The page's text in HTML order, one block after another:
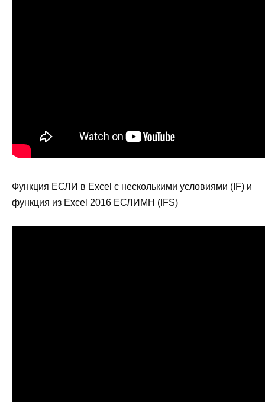
Функция ЕСЛИ в Excel с несколькими условиями (IF) и
функция из Excel 2016 ЕСЛИМН (IFS)